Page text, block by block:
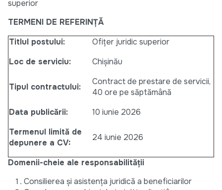
superior
TERMENI DE REFERINȚĂ
Titlul postului:
Ofițer juridic superior
Loc de serviciu:
Chișinău
Tipul contractului:
Contract de prestare de servicii,
40 ore pe săptămână
Data publicării:
10 iunie 2026
Termenul limită de
depunere a CV:
24 iunie 2026
Domenii-cheie ale responsabilității
Consilierea și asistența juridică a beneficiarilor